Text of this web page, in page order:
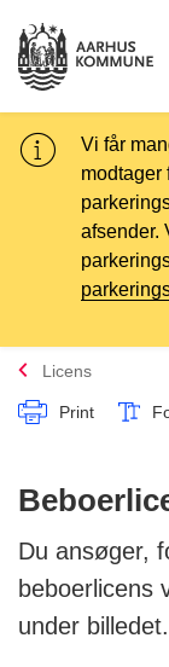
Vi får
modtager
afsender.
Licens
Print
Du ansøger,
beboerlicens
under billedet.